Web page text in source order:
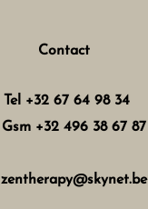
Contact
Tel +32 67 64 98 34
Gsm +32 496 38 67 87
zentherapy@skynet.be